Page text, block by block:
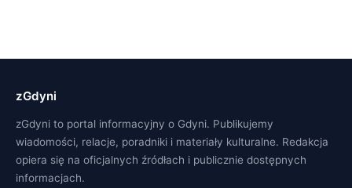
zGdyni
zGdyni to portal informacyjny o Gdyni. Publikujemy
wiadomości, relacje, poradniki i materiały kulturalne. Redakcja
opiera się na oficjalnych źródłach i publicznie dostępnych
informacjach.